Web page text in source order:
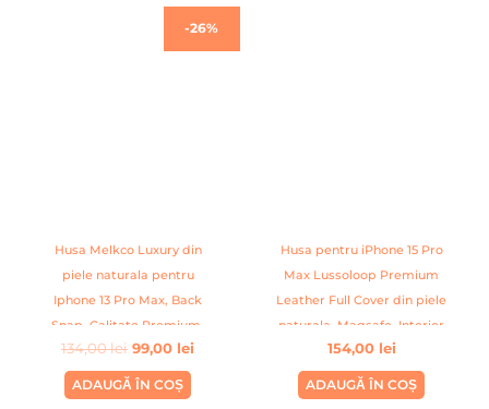
-26%
Husa Melkco Luxury din
piele naturala pentru
Iphone 13 Pro Max, Back
Snap, Calitate Premium,
Handmade, Gri
134,00lei 99,00 lei
Prețul
ADAUGĂ ÎN COȘ
Husa pentru iPhone 15 Pro
Max Lussoloop Premium
Leather Full Cover din piele
naturala, Magsafe, Interior
Din Microfibra, Handmade,
Albastru
154,00 lei
ADAUGĂ ÎN COȘ